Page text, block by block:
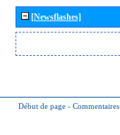
[Newsflashes]
Début de page - Commentaires